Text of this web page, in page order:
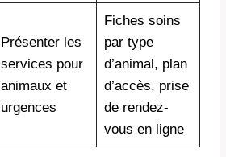
Présenter les
services pour
animaux et
urgences
Fiches soins
par type
d’animal, plan
d’accès, prise
de rendez-
vous en ligne